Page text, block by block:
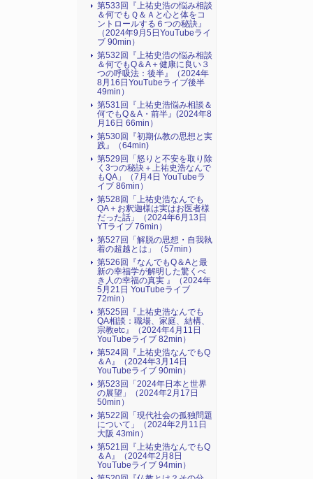
第533回『上祐史浩の悩み相談
＆何でもＱ＆Ａと心と体をコ
ントロールする６つの秘訣』
（2024年9月5日YouTubeライ
ブ 90min）
第532回『上祐史浩の悩み相談
＆何でもQ＆A＋健康に良い３
つの呼吸法：後半』（2024年
8月16日YouTubeライブ後半
49min）
第531回『上祐史浩悩み相談＆
何でもQ＆A・前半』(2024年8
月16日 66min）
第530回『初期仏教の思想と実
践』（64min)
第529回「怒りと不安を取り除
く3つの秘訣＋上祐史浩なんで
もQA」（7月4日 YouTubeラ
イブ 86min）
第528回「上祐史浩なんでも
QA＋お釈迦様は実はお医者様
だった話」（2024年6月13日
YTライブ 76min）
第527回「解脱の思想・自我執
着の超越とは」（57min）
第526回『なんでもQ＆Aと最
新の幸福学が解明した驚くべ
き人の幸福の真実 』（2024年
5月21日 YouTubeライブ
72min）
第525回『上祐史浩なんでも
QA相談：職場、家庭、結構、
宗教etc』（2024年4月11日
YouTubeライブ 82min）
第524回『上祐史浩なんでもQ
＆A』（2024年3月14日
YouTubeライブ 90min）
第523回「2024年日本と世界
の展望」（2024年2月17日
50min）
第522回「現代社会の孤独問題
について」（2024年2月11日
大阪 43min）
第521回『上祐史浩なんでもQ
＆A』（2024年2月8日
YouTubeライブ 94min）